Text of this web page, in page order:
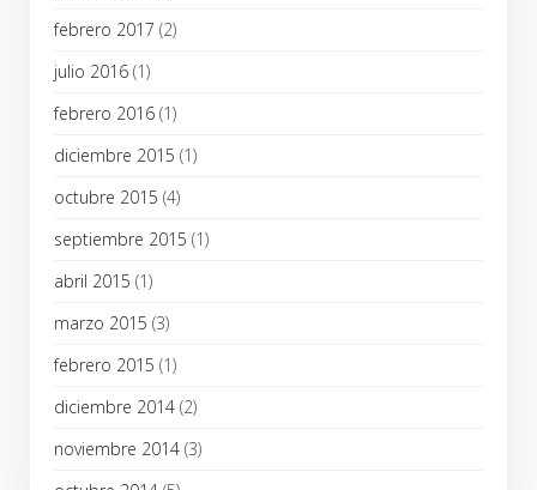
febrero 2017 (2)
julio 2016 (1)
febrero 2016 (1)
diciembre 2015 (1)
octubre 2015 (4)
septiembre 2015 (1)
abril 2015 (1)
marzo 2015 (3)
febrero 2015 (1)
diciembre 2014 (2)
noviembre 2014 (3)